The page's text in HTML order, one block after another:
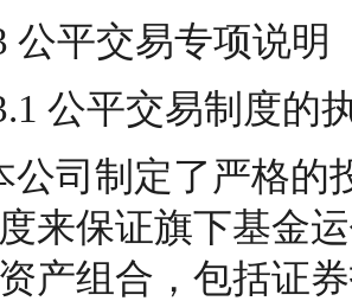
公平交易专项说明
公平交易制度的
来保证旗下基金
产组合，包括证